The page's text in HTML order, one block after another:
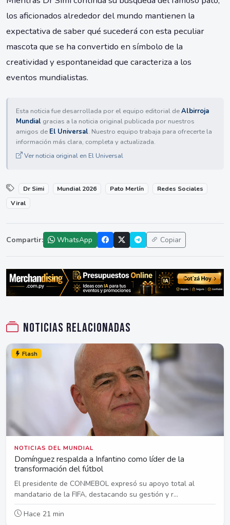
los aficionados alrededor del mundo mantienen la
expectativa de saber qué sucederá con esta peculiar
mascota que se ha convertido en símbolo de la
creatividad y espontaneidad que caracteriza a los
eventos mundialistas.
Esta noticia fue desarrollada por el equipo editorial deAlbirroja
Mundial gracias a la noticia original publicada por nuestros
amigos de El Universal. Nuestro equipo trabaja para ofrecerte la
información más clara, completa y actualizada.
Ver noticia original en El Universal
Dr Simi Mundial 2026 Pato Merlín
Redes Sociales
Viral
Compartir: WhatsApp Copiar
Noticias relacionadas
Flash
NOTICIAS DEL MUNDIAL
Domínguez respalda a Infantino como líder de la
transformación del fútbol
El presidente de CONMEBOL expresó su apoyo total al
mandatario de la FIFA, destacando su gestión y r...
Hace 21 min